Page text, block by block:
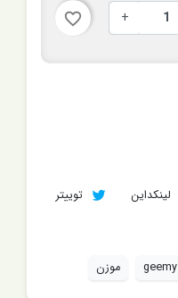
+
favorite_border
لینکداین
توییتر
geemy موزن